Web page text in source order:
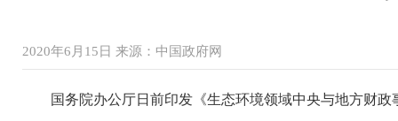
2020年6月15日 来源：中国政府网
国务院办公厅日前印发《生态环境领域中央与地方财政